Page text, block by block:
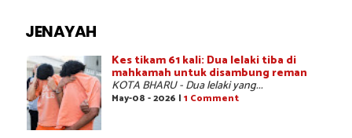
JENAYAH
Kes tikam 61 kali: Dua lelaki tiba di
mahkamah untuk disambung reman
KOTA BHARU - Dua lelaki yang...
May-08 - 2026 | 1 Comment